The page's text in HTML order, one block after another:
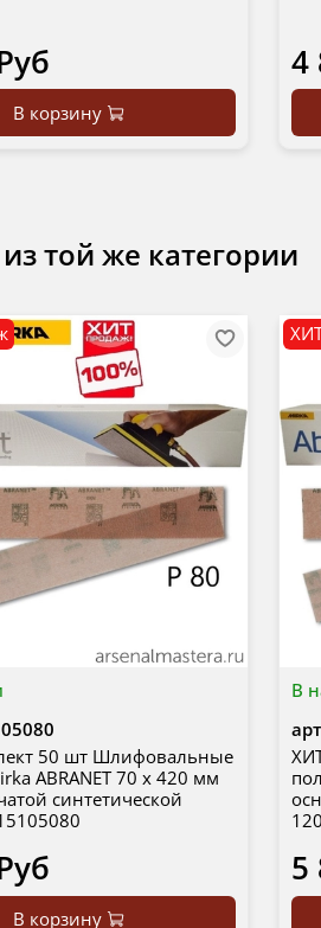
В корзину
4
той же категории
50 шт Шлифовальные
ABRANET 70 x 420 мм
синтетической
В корзину
В
5